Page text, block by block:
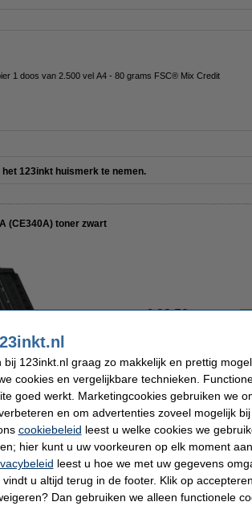
1 doos van 2.500 vel A4 - 80 grams FSC® Mix Credit
123inkt huismerk te nemen.
(CE340A) toner zwart
€ 92,50
Direct leverbaar
Maandag in huis
Bestellen
123inkt.nl graag zo makkelijk en prettig
cookies en vergelijkbare technieken.
goed werkt. Marketingcookies gebruiken we
en om advertenties zoveel mogelijk
cookiebeleid leest u welke cookies we
hier kunt u uw voorkeuren op elk moment
leest u hoe we met uw gegevens
u altijd terug in de footer. Klik op
Dan gebruiken we alleen functionele